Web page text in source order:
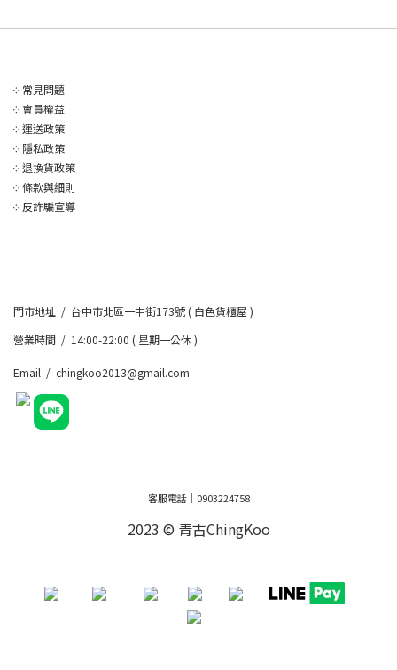
༶ 常見問題
༶會員權益
༶運送政策
༶ 隱私政策
༶退換貨政策
༶條款與細則
༶ 反詐騙宣導
門市地址 / 台中市北區一中街173號 ( 白色貨櫃屋 )
營業時間 / 14:00-22:00 ( 星期一公休 )
Email / chingkoo2013@gmail.com
客服電話｜0903224758
2023 © 青古ChingKoo